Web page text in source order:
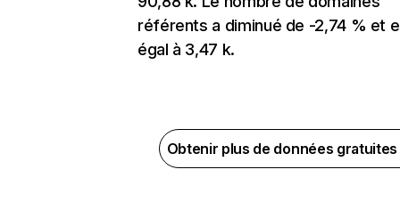
référents a diminué de -2,74 % et
égal à 3,47 k.
Obtenir plus de données